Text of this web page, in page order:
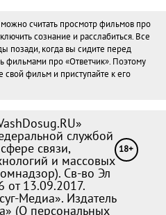
считать просмотр фильмов про
сознание и расслабиться. Все
позади, когда вы сидите перед
фильмами про «Ответчик». Поэтому
свой фильм и приступайте к его
службой
связи,
и массовых
Св-во Эл
13.09.2017.
Медиа». Издатель
(О персональных
18+